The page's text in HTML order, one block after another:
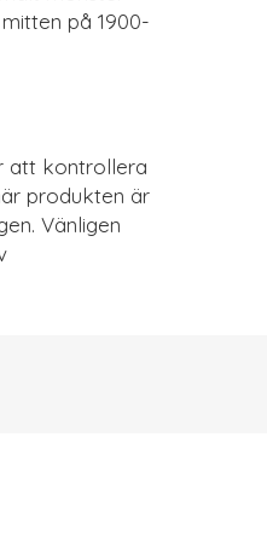
på 1900-
att kontrollera
produkten är
Vänligen